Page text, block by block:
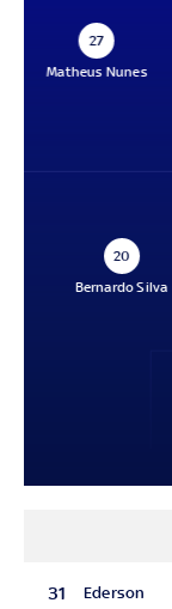
27
Matheus Nunes
20
Bernardo Silva
31 Ederson